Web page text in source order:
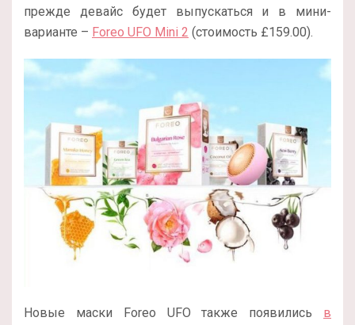
прежде девайс будет выпускаться и в мини-
варианте – Foreo UFO Mini 2 (стоимость £159.00).
Новые маски Foreo UFO также появились в